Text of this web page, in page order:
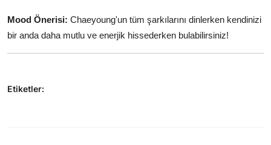
Mood Önerisi: Chaeyoung'un tüm şarkılarını dinlerken kendinizi
bir anda daha mutlu ve enerjik hissederken bulabilirsiniz!
Etiketler: